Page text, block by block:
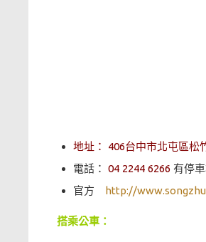
地址： 406台中市北屯區松
電話： 04 2244 6266 有停
官方 http://
搭乘公車：